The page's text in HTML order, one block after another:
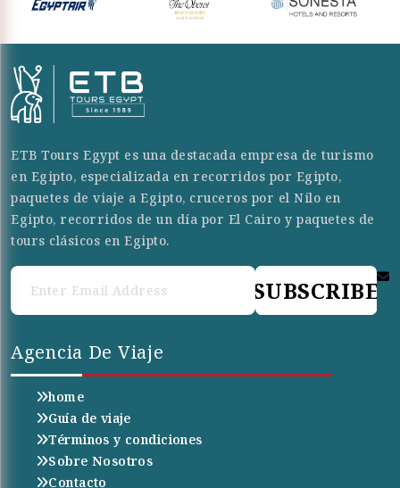
ETB Tours Egypt es una destacada empresa de turismo
en Egipto, especializada en recorridos por Egipto,
paquetes de viaje a Egipto, cruceros por el Nilo en
Egipto, recorridos de un día por El Cairo y paquetes de
tours clásicos en Egipto.
SUBSCRIBE
Agencia De Viaje
home
Guía de viaje
Términos y condiciones
Sobre Nosotros
Contacto